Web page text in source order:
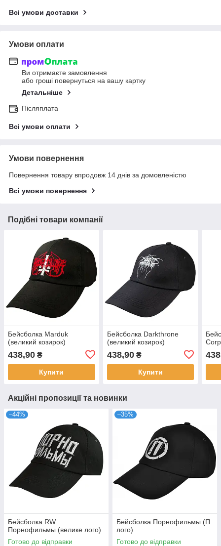
Всі умови доставки
Умови оплати
Ви отримаєте замовлення
або гроші повернуться на вашу картку
Детальніше
Післяплата
Всі умови оплати
Умови повернення
Повернення товару впродовж 14 днів за домовленістю
Всі умови повернення
Подібні товари компанії
Бейсболка Marduk
(великий козирок)
438,90 ₴
Купити
Бейсболка Darkthrone
(великий козирок)
438,90₴
Купити
Акційні пропозиції та новинки
–44%
Бейсболка RW
Порнофильмы (велике лого)
Готово до відправки
–35%
Бейсболка Порнофильмы (П
лого)
Готово до відправки